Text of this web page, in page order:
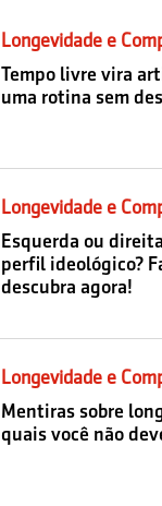
Longevidade e
Tempo livre vira
uma rotina sem
Longevidade e
Esquerda ou
perfil ideológico?
descubra agora!
Longevidade e
Mentiras sobre
quais você não